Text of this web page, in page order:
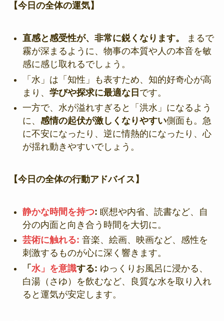
【今日の全体の運気】
直感と感受性が、非常に鋭くなります。
まるで
霧が深まるように、物事の本質や人の本音を敏
感に感じ取れるでしょう。
「水」は「知性」も表すため、知的好奇心が高
まり、 学びや探求に最適な日 です。
一方で、水が溢れすぎると「洪水」になるよう
に、 感情の起伏が激しくなりやすい側面も。急
に不安になったり、逆に情熱的になったり、心
が揺れ動きやすいでしょう。
【今日の全体の行動アドバイス】
静かな時間を持つ: 瞑想や内省、読書など、自
分の内面と向き合う時間を大切に。
芸術に触れる: 音楽、絵画、映画など、感性を
刺激するものが心に深く響きます。
「 水」を意識する: ゆっくりお風呂に浸かる、
白湯（さゆ）を飲むなど、良質な水を取り入れ
ると運気が安定します。